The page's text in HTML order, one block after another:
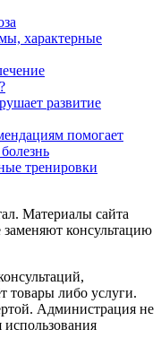
характерные
развитие
помогает
тренировки
Материалы сайта
заменяют консультацию
товары либо услуги.
Администрация не
использования